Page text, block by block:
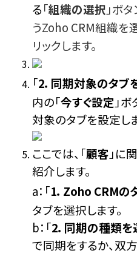
る「組織の選択 」ボ
うZoho CRM組織を
リックします。
「2． 同期対象のタブ
内の「今すぐ設定 」
対象のタブを設定し
ここでは、「顧客 」に
紹介します。
a：「1． Zoho CRMの
タブを選択します。
b：「2．同期の種類を
で同期をするか、双